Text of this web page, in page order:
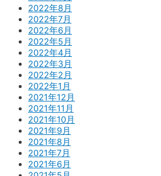
2022年8月
2022年7月
2022年6月
2022年5月
2022年4月
2022年3月
2022年2月
2022年1月
2021年12月
2021年11月
2021年10月
2021年9月
2021年8月
2021年7月
2021年6月